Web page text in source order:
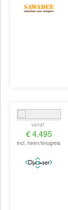
vanaf
€ 4.495
incl. heen/terugreis